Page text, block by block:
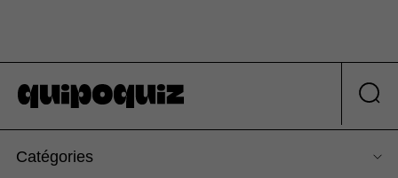
Catégories